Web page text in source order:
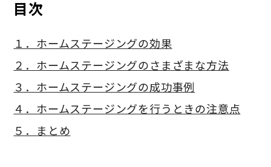
目次
１．ホームステージングの効果
２． ホームステージングの さまざまな方法
３．ホームステージングの成功事例
４．ホームステージングを行うときの注意点
５．まとめ